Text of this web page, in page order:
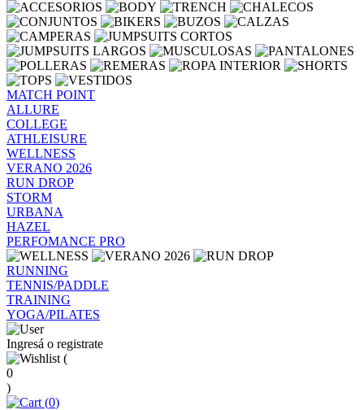
MATCH POINT
ALLURE
COLLEGE
ATHLEISURE
WELLNESS
VERANO 2026
RUN DROP
STORM
URBANA
HAZEL
PERFOMANCE PRO
RUNNING
TENNIS/PADDLE
TRAINING
YOGA/PILATES
Ingresá o registrate
(
0
)
(0)